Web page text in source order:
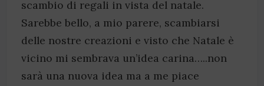
scambio di regali in vista del natale.
Sarebbe bello, a mio parere, scambiarsi
delle nostre creazioni e visto che Natale è
vicino mi sembrava un’idea carina…..non
sarà una nuova idea ma a me piace